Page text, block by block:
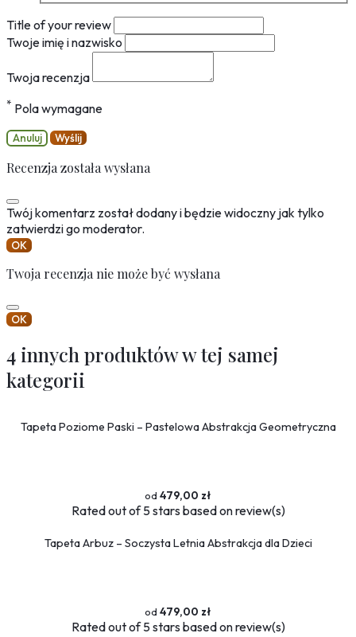
Title of your review
Twoje imię i nazwisko
Twoja recenzja
* Pola wymagane
Anuluj Wyślij
Recenzja została wysłana
Twój komentarz został dodany i będzie widoczny jak tylko
zatwierdzi go moderator.
OK
Twoja recenzja nie może być wysłana
OK
4 innych produktów w tej samej
kategorii
Tapeta Poziome Paski – Pastelowa Abstrakcja Geometryczna
479,00 zł
Ratedout of 5 stars based onreview(s)
Tapeta Arbuz – Soczysta Letnia Abstrakcja dla Dzieci
479,00 zł
Ratedout of 5 stars based onreview(s)